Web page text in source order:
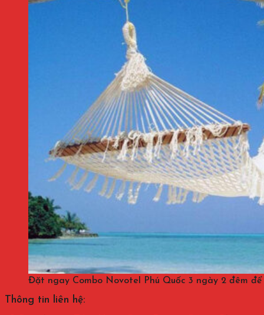
Đặt ngay Combo Novotel Phú Quốc 3 ngày 2 đêm
Thông tin liên hệ: